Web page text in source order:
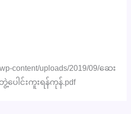
content/uploads/2019/09/ဆေး
ေါင်းကူးရန်ကုန်.pdf